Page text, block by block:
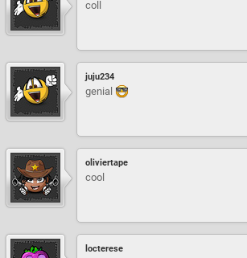
coll
juju234
genial
oliviertape
cool
locterese